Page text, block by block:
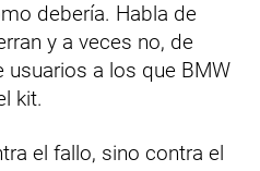
debería. Habla de
y a veces no, de
a los que BMW
kit.
el fallo, sino contra el